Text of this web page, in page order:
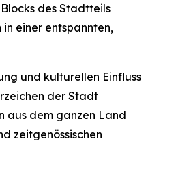
des Stadtteils
einer entspannten,
und kulturellen Einfluss
der Stadt
aus dem ganzen Land
zeitgenössischen